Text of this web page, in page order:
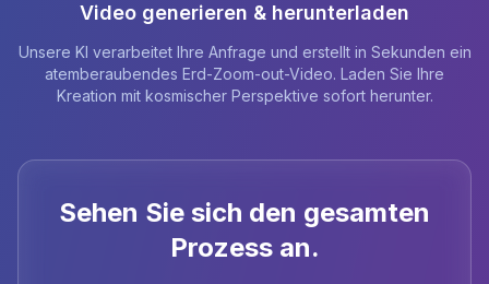
Video generieren & herunterladen
Unsere KI verarbeitet Ihre Anfrage und erstellt in Sekunden ein
atemberaubendes Erd-Zoom-out-Video. Laden Sie Ihre
Kreation mit kosmischer Perspektive sofort herunter.
Sehen Sie sich den gesamten
Prozess an.